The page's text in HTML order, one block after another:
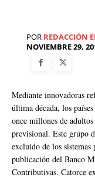
POR REDACCIÓN
NOVIEMBRE 29,
Mediante innovadoras
última década, los
once millones de
previsional. Este grupo
excluido de los sistemas
publicación del Banco
Contributivas. Catorce